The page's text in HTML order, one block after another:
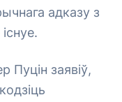
адказу з
Пуцін заявіў,